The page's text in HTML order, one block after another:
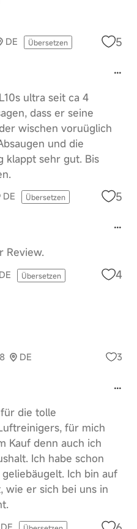
DE Übersetzen 5
ultra seit ca 4
dass er seine
wischen voruüglich
und die
klappt sehr gut. Bis
DE Übersetzen 5
Review.
DE Übersetzen 4
DE 3
die tolle
für mich
Kauf denn auch ich
Ich habe schon
Ich bin auf
wie er sich bei uns in